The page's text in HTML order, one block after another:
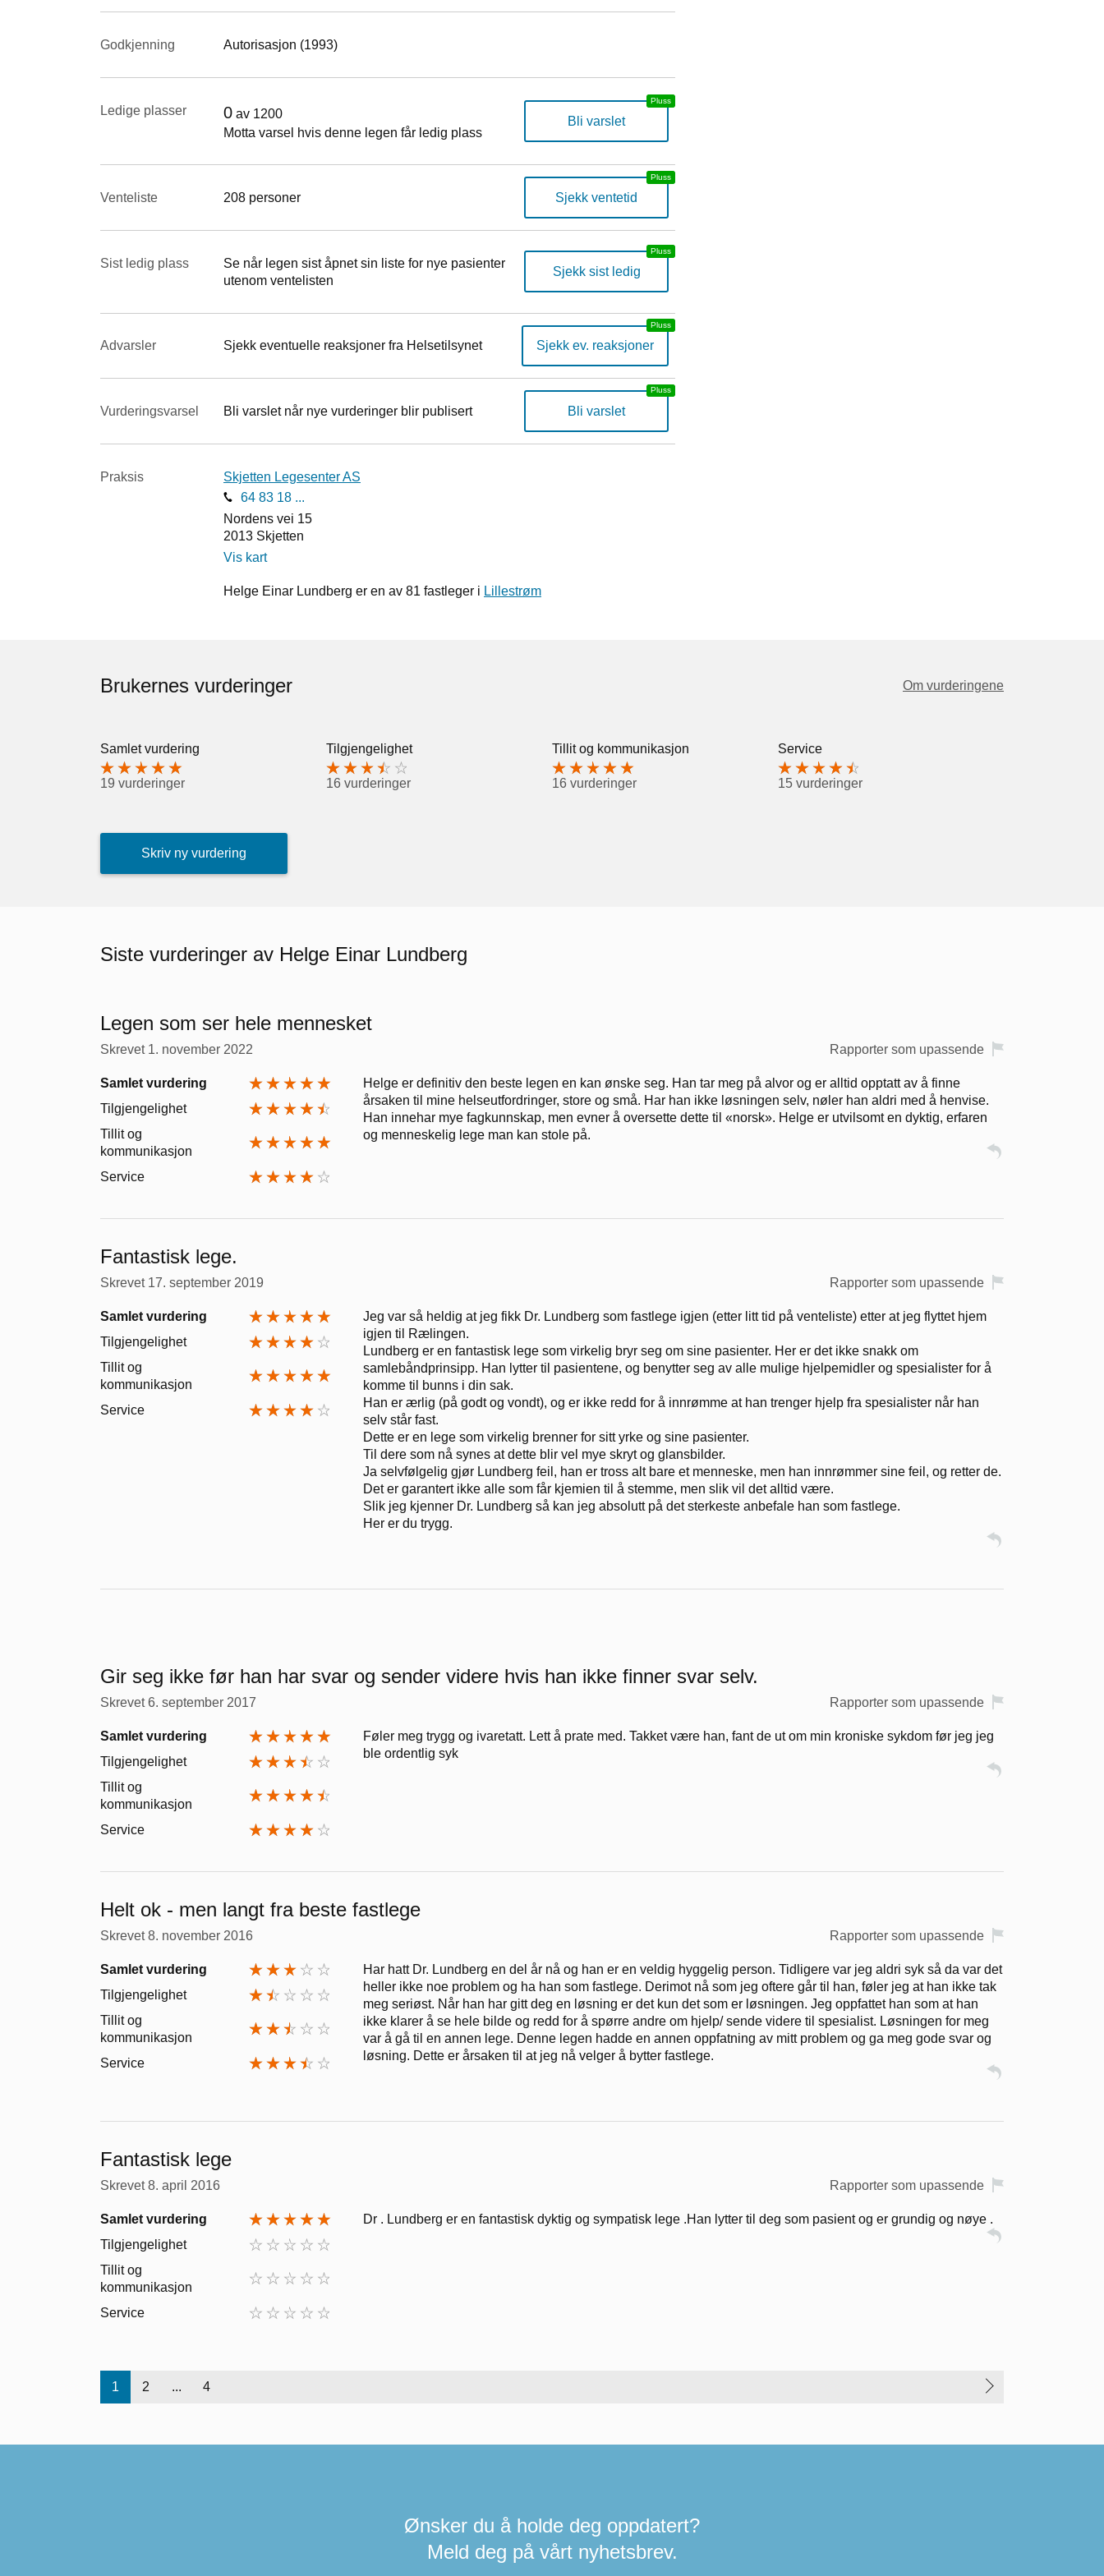
Godkjenning Autorisasjon (1993)
Ledige plasser 0 av 1200
Motta varsel hvis denne legen får ledig plass
Bli varslet
Venteliste 208 personer Sjekk ventetid
Sist ledig plass
Se når legen sist åpnet sin liste for nye pasienter
utenom ventelisten
Sjekk sist ledig
Advarsler Sjekk eventuelle reaksjoner fra Helsetilsynet Sjekk ev. reaksjoner
Vurderings­varsel Bli varslet når nye vurderinger blir publisert Bli varslet
Praksis
Skjetten Legesenter AS
64 83 18 ...
Nordens vei 15
2013 Skjetten
Vis kart
Helge Einar Lundberg er en av 81 fastleger i Lillestrøm
Brukernes vurderinger Om vurderingene
Samlet vurdering
19 vurderinger
Tilgjengelighet
16 vurderinger
Tillit og kommunikasjon
16 vurderinger
Service
15 vurderinger
Skriv ny vurdering
Siste vurderinger av Helge Einar Lundberg
Legen som ser hele mennesket
Skrevet 1. november 2022 Rapporter som upassende
Samlet vurdering
Tilgjengelighet
Tillit og
kommunikasjon
Service
Helge er definitiv den beste legen en kan ønske seg. Han tar meg på alvor og er alltid opptatt av å finne
årsaken til mine helseutfordringer, store og små. Har han ikke løsningen selv, nøler han aldri med å henvise.
Han innehar mye fagkunnskap, men evner å oversette dette til «norsk». Helge er utvilsomt en dyktig, erfaren
og menneskelig lege man kan stole på.
Fantastisk lege.
Skrevet 17. september 2019 Rapporter som upassende
Samlet vurdering
Tilgjengelighet
Tillit og
kommunikasjon
Service
Jeg var så heldig at jeg fikk Dr. Lundberg som fastlege igjen (etter litt tid på venteliste) etter at jeg flyttet hjem
igjen til Rælingen.
Lundberg er en fantastisk lege som virkelig bryr seg om sine pasienter. Her er det ikke snakk om
samlebåndprinsipp. Han lytter til pasientene, og benytter seg av alle mulige hjelpemidler og spesialister for å
komme til bunns i din sak.
Han er ærlig (på godt og vondt), og er ikke redd for å innrømme at han trenger hjelp fra spesialister når han
selv står fast.
Dette er en lege som virkelig brenner for sitt yrke og sine pasienter.
Til dere som nå synes at dette blir vel mye skryt og glansbilder.
Ja selvfølgelig gjør Lundberg feil, han er tross alt bare et menneske, men han innrømmer sine feil, og retter de.
Det er garantert ikke alle som får kjemien til å stemme, men slik vil det alltid være.
Slik jeg kjenner Dr. Lundberg så kan jeg absolutt på det sterkeste anbefale han som fastlege.
Her er du trygg.
Gir seg ikke før han har svar og sender videre hvis han ikke finner svar selv.
Skrevet6. september 2017 Rapporter som upassende
Samlet vurdering
Tilgjengelighet
Tillit og
kommunikasjon
Service
Føler meg trygg og ivaretatt. Lett å prate med. Takket være han, fant de ut om min kroniske sykdom før jeg jeg
ble ordentlig syk
Helt ok - men langt fra beste fastlege
Skrevet8. november 2016 Rapporter som upassende
Samlet vurdering
Tilgjengelighet
Tillit og
kommunikasjon
Service
Har hatt Dr. Lundberg en del år nå og han er en veldig hyggelig person. Tidligere var jeg aldri syk så da var det
heller ikke noe problem og ha han som fastlege. Derimot nå som jeg oftere går til han, føler jeg at han ikke tak
meg seriøst. Når han har gitt deg en løsning er det kun det som er løsningen. Jeg oppfattet han som at han
ikke klarer å se hele bilde og redd for å spørre andre om hjelp/ sende videre til spesialist. Løsningen for meg
var å gå til en annen lege. Denne legen hadde en annen oppfatning av mitt problem og ga meg gode svar og
løsning. Dette er årsaken til at jeg nå velger å bytter fastlege.
Fantastisk lege
Skrevet8. april 2016 Rapporter som upassende
Samlet vurdering
Tilgjengelighet
Tillit og
kommunikasjon
Service
Dr . Lundberg er en fantastisk dyktig og sympatisk lege .Han lytter til deg som pasient og er grundig og nøye .
1 2 ... 4
Ønsker du å holde deg oppdatert?
Meld deg på vårt nyhetsbrev.